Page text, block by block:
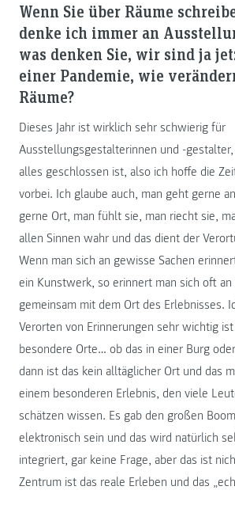
Wenn Sie über Räume
denke ich immer an
was denken Sie, wir sind ja
einer Pandemie, wie
Räume?
Dieses Jahr ist wirklich sehr schwierig für
Ausstellungsgestalterinnen und -
alles geschlossen ist, also ich hoffe die
vorbei. Ich glaube auch, man geht gerne
gerne Ort, man fühlt sie, man riecht sie,
allen Sinnen wahr und das dient der
Wenn man sich an gewisse Sachen
ein Kunstwerk, so erinnert man sich oft
gemeinsam mit dem Ort des Erlebnisses.
Verorten von Erinnerungen sehr wichtig
besondere Orte… ob das in einer Burg
dann ist das kein alltäglicher Ort und das
einem besonderen Erlebnis, den viele
schätzen wissen. Es gab den großen
elektronisch sein und das wird natürlich
integriert, gar keine Frage, aber das ist
Zentrum ist das reale Erleben und das